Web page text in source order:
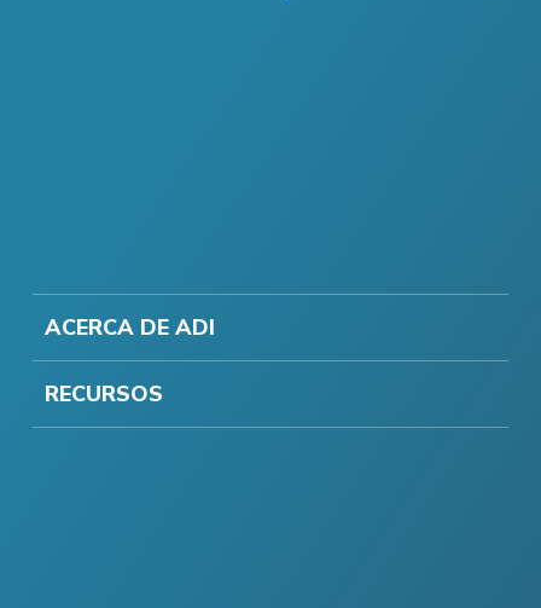
ACERCA DE ADI
RECURSOS